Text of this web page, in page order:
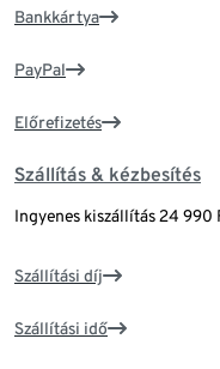
Bankkártya
PayPal
Előrefizetés
Szállítás & kézbesítés
Ingyenes kiszállítás 24 990
Szállítási díj
Szállítási idő